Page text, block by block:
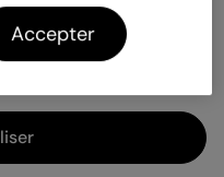
Accepter